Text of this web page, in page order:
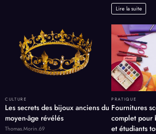
Lire la suite
CULTURE
Les secrets des bijoux anciens du
moyen-âge révélés
Thomas.Morin.69
PRATIQUE
Fournitures
complet pour
et étudiants